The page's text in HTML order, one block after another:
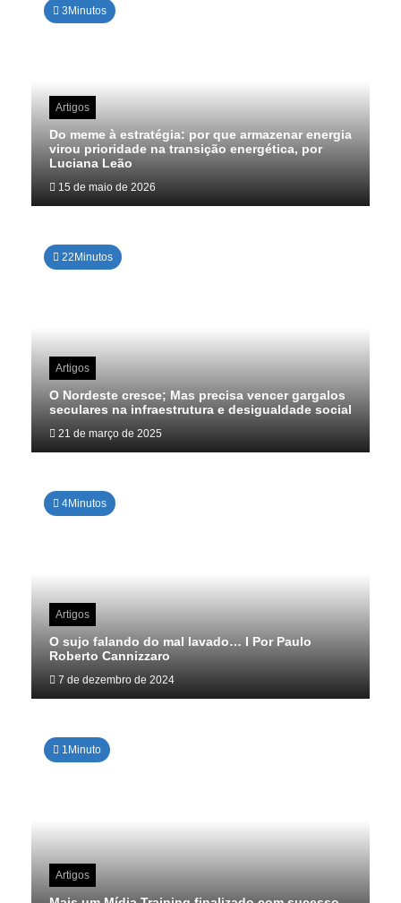
3Minutos
Artigos
Do meme à estratégia: por que armazenar energia
virou prioridade na transição energética, por
Luciana Leão
15 de maio de 2026
22Minutos
Artigos
O Nordeste cresce; Mas precisa vencer gargalos
seculares na infraestrutura e desigualdade social
21 de março de 2025
4Minutos
Artigos
O sujo falando do mal lavado… I Por Paulo
Roberto Cannizzaro
7 de dezembro de 2024
1Minuto
Artigos